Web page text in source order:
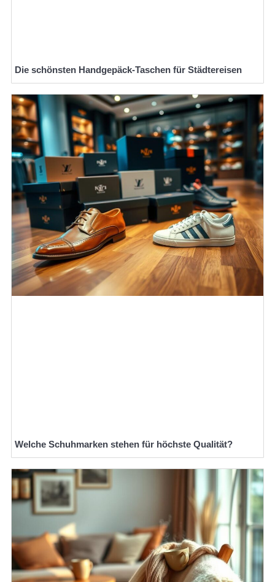
Die schönsten Handgepäck-Taschen für Städtereisen
Welche Schuhmarken stehen für höchste Qualität?